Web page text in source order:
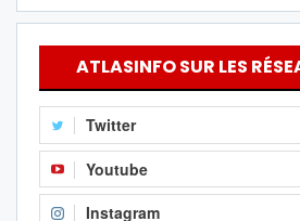
ATLASINFO SUR LES
Twitter
Youtube
Instagram